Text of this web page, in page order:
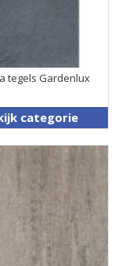
tegels Gardenlux
categorie